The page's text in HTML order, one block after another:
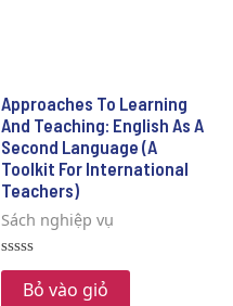
Approaches To Learning
And Teaching: English As A
Second Language (A
Toolkit For International
Teachers)
Sách nghiệp vụ
Rated
Bỏ vào giỏ